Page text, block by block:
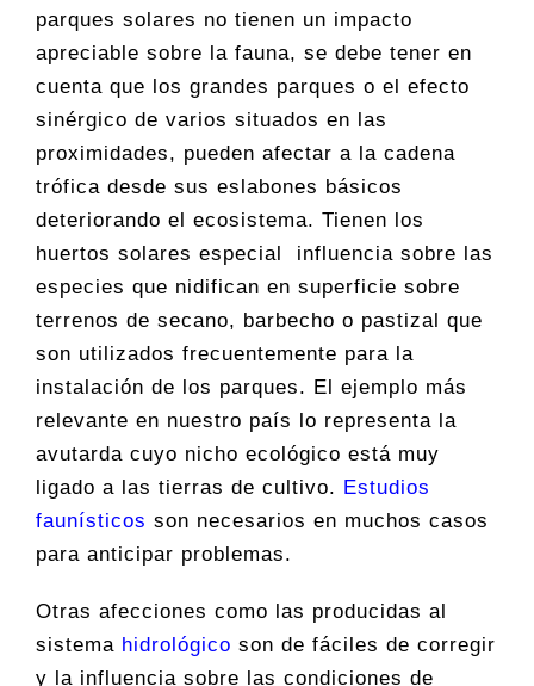
parques solares no tienen un impacto
apreciable sobre la fauna, se debe tener en
cuenta que los grandes parques o el efecto
sinérgico de varios situados en las
proximidades, pueden afectar a la cadena
trófica desde sus eslabones básicos
deteriorando el ecosistema. Tienen los
huertos solares especial influencia sobre las
especies que nidifican en superficie sobre
terrenos de secano, barbecho o pastizal que
son utilizados frecuentemente para la
instalación de los parques. El ejemplo más
relevante en nuestro país lo representa la
avutarda cuyo nicho ecológico está muy
ligado a las tierras de cultivo. Estudios
faunísticos son necesarios en muchos casos
para anticipar problemas.
Otras afecciones como las producidas al
sistema hidrológico son de fáciles de corregir
y la influencia sobre las condiciones de